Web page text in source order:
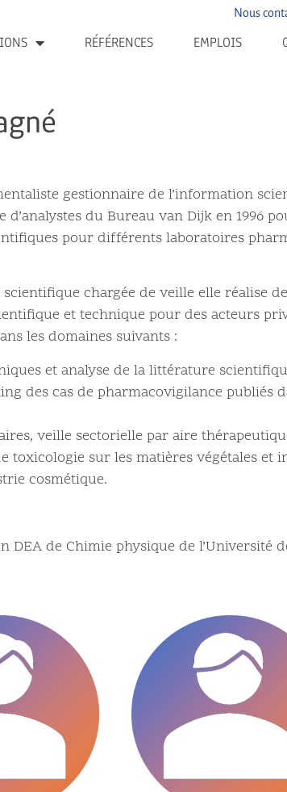
Nous
RÉFÉRENCES EMPLOIS
gestionnaire de l’information
d’analystes du Bureau van Dijk en 1996
pour différents laboratoires
chargée de veille elle réalise
et technique pour des acteurs
les domaines suivants :
et analyse de la littérature
des cas de pharmacovigilance publiés
veille sectorielle par aire
toxicologie sur les matières végétales et
cosmétique.
DEA de Chimie physique de l’Université